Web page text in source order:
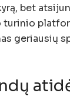
bet
geriausių